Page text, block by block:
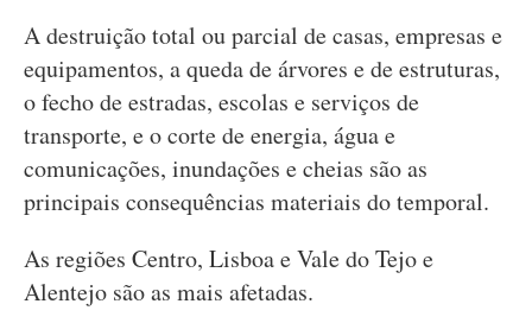
A destruição total ou parcial de casas, empresas e
equipamentos, a queda de árvores e de estruturas,
o fecho de estradas, escolas e serviços de
transporte, e o corte de energia, água e
comunicações, inundações e cheias são as
principais consequências materiais do temporal.
As regiões Centro, Lisboa e Vale do Tejo e
Alentejo são as mais afetadas.